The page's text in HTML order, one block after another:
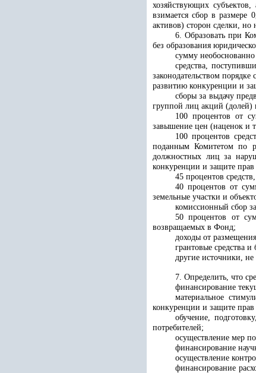
хозяйствующих
взимается сбор в размере
активов) сторон сделки, но
6. Образовать при
без образования
сумму
средства,
законодательством
развитию конкуренции и
сборы за выдачу
группой лиц акций (долей)
100 процентов от
завышение цен (наценок и
100 процентов
поданнымКомитетом по
должностных лиц за
конкуренции и защите прав
45 процентов
40 процентов от
земельные участки и
комиссионный сбор
50 процентов от
возвращаемых в Фонд;
доходы от
грантовые средства
другие источники, не
7. Определить, что
финансирование
материальное
конкуренции и защите прав
обучение,
потребителей;
осуществление мер
финансирование
осуществление
финансирование